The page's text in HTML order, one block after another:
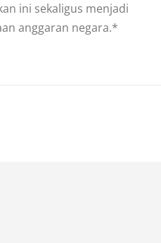
ini sekaligus menjadi
anggaran negara.*